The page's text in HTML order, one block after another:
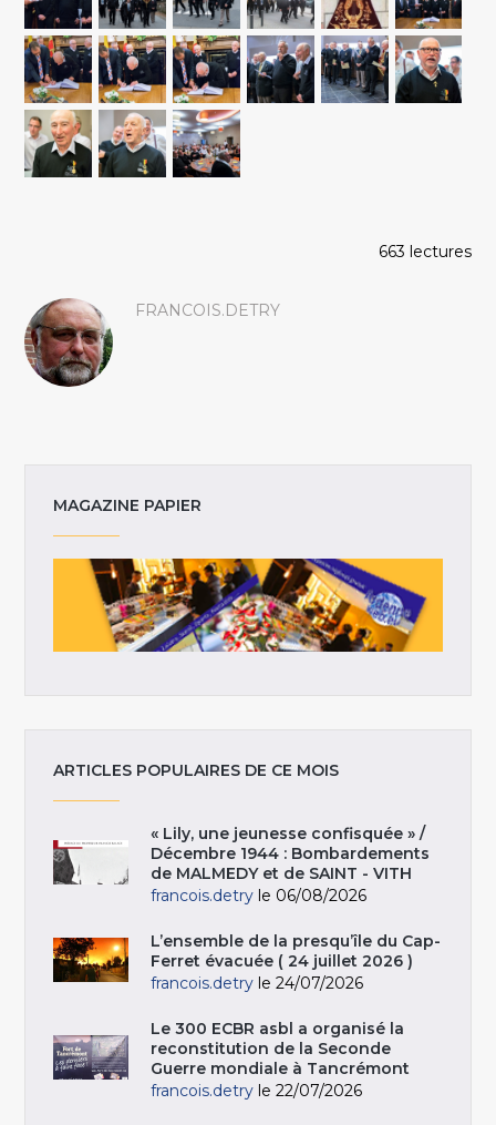
663 lectures
FRANCOIS.DETRY
MAGAZINE PAPIER
ARTICLES POPULAIRES DE CE MOIS
« Lily, une jeunesse confisquée » /
Décembre 1944 : Bombardements
de MALMEDY et de SAINT - VITH
francois.detry le 06/08/2026
L’ensemble de la presqu’île du Cap-
Ferret évacuée ( 24 juillet 2026 )
francois.detry le 24/07/2026
Le 300 ECBR asbl a organisé la
reconstitution de la Seconde
Guerre mondiale à Tancrémont
francois.detry le 22/07/2026